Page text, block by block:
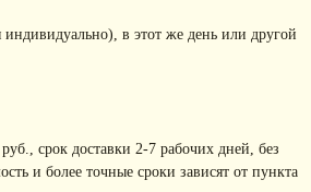
индивидуально), в этот же день или другой
срок доставки 2-7 рабочих дней, без
и более точные сроки зависят от пункта